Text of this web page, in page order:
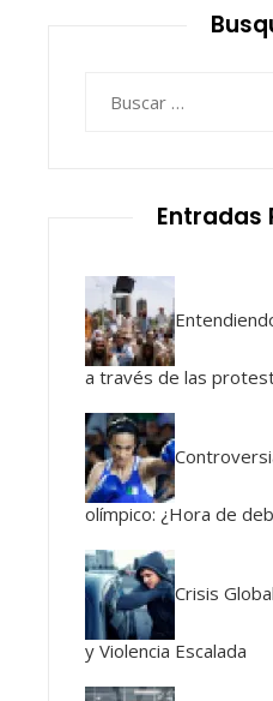
Entradas
a través de las
olímpico: ¿Hora de
Crisis
y Violencia Escalada